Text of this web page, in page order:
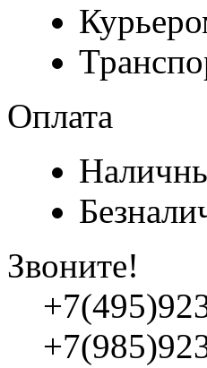
Оплата
Звоните!